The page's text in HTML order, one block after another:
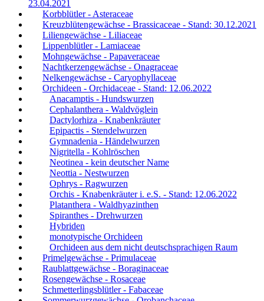
23.04.2021
Korbblütler - Asteraceae
Kreuzblütengewächse - Brassicaceae - Stand: 30.12.2021
Liliengewächse - Liliaceae
Lippenblütler - Lamiaceae
Mohngewächse - Papaveraceae
Nachtkerzengewächse - Onagraceae
Nelkengewächse - Caryophyllaceae
Orchideen - Orchidaceae - Stand: 12.06.2022
Anacamptis - Hundswurzen
Cephalanthera - Waldvöglein
Dactylorhiza - Knabenkräuter
Epipactis - Stendelwurzen
Gymnadenia - Händelwurzen
Nigritella - Kohlröschen
Neotinea - kein deutscher Name
Neottia - Nestwurzen
Ophrys - Ragwurzen
Orchis - Knabenkräuter i. e.S. - Stand: 12.06.2022
Platanthera - Waldhyazinthen
Spiranthes - Drehwurzen
Hybriden
monotypische Orchideen
Orchideen aus dem nicht deutschsprachigen Raum
Primelgewächse - Primulaceae
Raublattgewächse - Boraginaceae
Rosengewächse - Rosaceae
Schmetterlingsblütler - Fabaceae